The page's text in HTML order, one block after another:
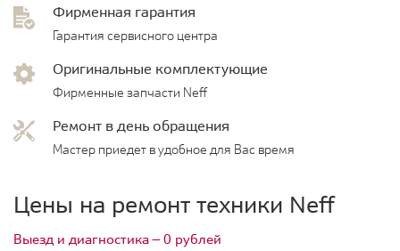
Фирменная гарантия
Гарантия сервисного центра
Оригинальные комплектующие
Фирменные запчасти Neff
Ремонт в день обращения
Мастер приедет в удобное для Вас время
Цены на ремонт техники Neff
Выезд и диагностика — 0 рублей